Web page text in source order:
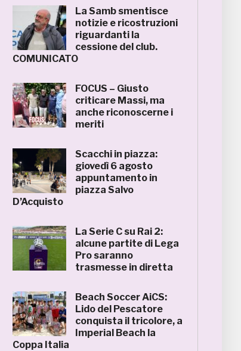
La Samb smentisce
notizie e ricostruzioni
riguardanti la
cessione del club.
COMUNICATO
FOCUS – Giusto
criticare Massi, ma
anche riconoscerne i
meriti
Scacchi in piazza:
giovedì 6 agosto
appuntamento in
piazza Salvo
D’Acquisto
La Serie C su Rai 2:
alcune partite di Lega
Pro saranno
trasmesse in diretta
Beach Soccer AiCS:
Lido del Pescatore
conquista il tricolore, a
Imperial Beach la
Coppa Italia